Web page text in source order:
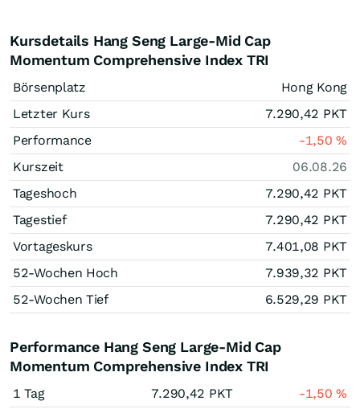
Kursdetails Hang Seng Large-Mid Cap
Momentum Comprehensive Index TRI
Börsenplatz
Hong Kong
Letzter Kurs
7.290,42 PKT
Performance
-1,50%
Kurszeit
06.08.26
Tageshoch
7.290,42 PKT
Tagestief
7.290,42 PKT
Vortageskurs
7.401,08 PKT
52-Wochen Hoch
7.939,32 PKT
52-Wochen Tief
6.529,29 PKT
Performance Hang Seng Large-Mid Cap
Momentum Comprehensive Index TRI
1 Tag 7.290,42 PKT -1,50%